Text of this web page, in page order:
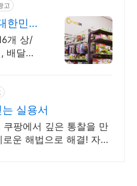
고
한민국
개 상/
배달편
실용서
팡에서 깊은 통찰을 만
운 해법으로 해결! 자기